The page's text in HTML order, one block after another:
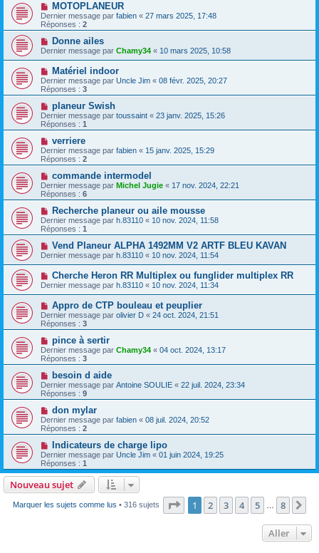
MOTOPLANEUR
Dernier message par fabien « 27 mars 2025, 17:48
Réponses : 2
Donne ailes
Dernier message par Chamy34 « 10 mars 2025, 10:58
Matériel indoor
Dernier message par Uncle Jim « 08 févr. 2025, 20:27
Réponses : 3
planeur Swish
Dernier message par toussaint « 23 janv. 2025, 15:26
Réponses : 1
verriere
Dernier message par fabien « 15 janv. 2025, 15:29
Réponses : 2
commande intermodel
Dernier message par Michel Jugie « 17 nov. 2024, 22:21
Réponses : 6
Recherche planeur ou aile mousse
Dernier message par h.83110 « 10 nov. 2024, 11:58
Réponses : 1
Vend Planeur ALPHA 1492MM V2 ARTF BLEU KAVAN
Dernier message par h.83110 « 10 nov. 2024, 11:54
Cherche Heron RR Multiplex ou funglider multiplex RR
Dernier message par h.83110 « 10 nov. 2024, 11:34
Appro de CTP bouleau et peuplier
Dernier message par olivier D « 24 oct. 2024, 21:51
Réponses : 3
pince à sertir
Dernier message par Chamy34 « 04 oct. 2024, 13:17
Réponses : 3
besoin d aide
Dernier message par Antoine SOULIE « 22 juil. 2024, 23:34
Réponses : 9
don mylar
Dernier message par fabien « 08 juil. 2024, 20:52
Réponses : 2
Indicateurs de charge lipo
Dernier message par Uncle Jim « 01 juin 2024, 19:25
Réponses : 1
Nouveau sujet
Marquer les sujets comme lus • 316 sujets Page 1sur8
1 2 3 4 5 8
Aller